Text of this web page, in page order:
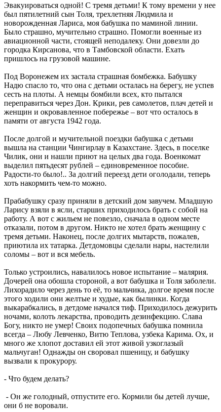
Эвакуироваться одной! С тремя детьми! К тому времени у нее
был пятилетний сын Толя, трехлетняя Людмила и
новорожденная Лариса, моя бабушка по маминой линии.
Было страшно, мучительно страшно. Помогли военные из
авиационной части, стоящей неподалеку. Они довезли до
городка Кирсанова, что в Тамбовской области. Ехать
пришлось на грузовой машине.
Под Воронежем их застала страшная бомбежка. Бабушку
Надю спасло то, что она с детьми осталась на берегу, не успев
сесть на плоты. А немцы бомбили всех, кто пытался
переправиться через Дон. Крики, рев самолетов, плач детей и
женщин и окровавленное побережье – вот что осталось в
памяти от августа 1942 года.
После долгой и мучительной поездки бабушка с детьми
вышла на станции Чингирлау в Казахстане. Здесь, в поселке
Чилик, они и нашли приют на целых два года. Военкомат
выделил пятьдесят рублей – единовременное пособие.
Радости-то было!.. За долгий переезд дети оголодали, теперь
хоть накормить чем-то можно.
Прабабушку сразу приняли в детский дом завучем. Младшую
Ларису взяли в ясли, старших приходилось брать с собой на
работу. А вот с жильем не повезло, сначала в одном месте
отказали, потом в другом. Никто не хотел брать женщину с
тремя детьми. Наконец, после долгих мытарств, пожалев,
приютила их татарка. Детдомовцы сделали нары, настелили
соломы – вот и вся мебель.
Только устроились, навалилось новое испытание – малярия.
Дочерей она обошла стороной, а вот бабушка и Толя заболели.
Лихорадило через день то её, то мальчика, долгое время после
этого ходили они желтые и худые, как былинки. Когда
выкарабкались, в детдоме начался тиф. Приходилось дежурить
ночами, колоть лекарства, проводить дезинфекцию. Слава
Богу, никто не умер! Своих подопечных бабушка помнила
всегда – Любу Левченко, Витю Теплова, узбека Карима. Ох, и
много же хлопот доставил ей этот живой узкоглазый
мальчуган! Однажды он своровал пшеницу, и бабушку
вызвали к прокурору.
- Что будем делать?
- Он же голодный, отпустите его. Кормили бы детей лучше,
они б не воровали.